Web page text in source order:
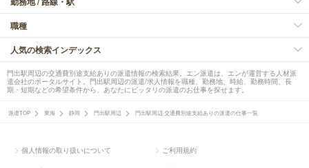
職種
人気の検索インデックス
門出駅周辺の交通費別途支給ありの派遣情報の検索結果。エン派遣は、エンが運営する人材派
遣会社のポータルサイト。門出駅周辺の派遣/求人情報を職種、勤務地、時給、勤務時間、長
期・短期などの希望条件から、あなたにピッタリの派遣のお仕事を探せます。
派遣TOP 東海 静岡 門出駅周辺 門出駅周辺 交通費別途支給ありの派遣の仕事一覧
個人情報の取り扱いについて ご利用規約